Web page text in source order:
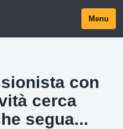
Menu
con
cerca
segua...